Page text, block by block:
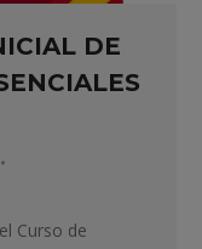
DE
Curso de